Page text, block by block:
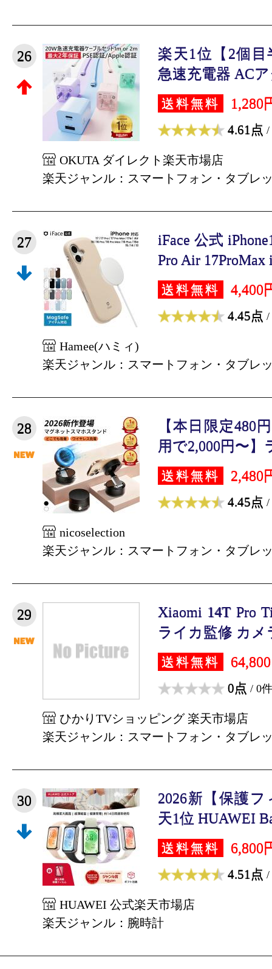
26
楽天1位【2個
急速充電器 AC
送料無料 1,280
4.61点 /
OKUTA ダイレクト楽天市場店
楽天ジャンル：スマートフォン・タブレ
27
iFace 公式
Pro Air 17ProMax
送料無料 4,400
4.45点 /
Hamee(ハミィ)
楽天ジャンル：スマートフォン・タブレ
28
【本日限定480
用で2,000円〜】
送料無料 2,480
4.45点 /
nicoselection
楽天ジャンル：スマートフォン・タブレ
29
Xiaomi 14T Pro
ライカ監修 カメ
送料無料
0点 / 0件
ひかりTVショッピング 楽天市場店
楽天ジャンル：スマートフォン・タブレ
30
2026新【保護
天1位 HUAWEI
送料無料 6,800
4.51点 /
HUAWEI 公式楽天市場店
楽天ジャンル：腕時計